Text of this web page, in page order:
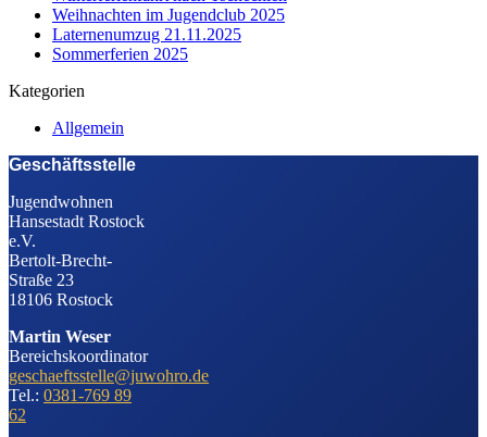
Weihnachten im Jugendclub 2025
Laternenumzug 21.11.2025
Sommerferien 2025
Kategorien
Allgemein
Geschäftsstelle
Jugendwohnen
Hansestadt Rostock
e.V.
Bertolt-Brecht-
Straße 23
18106 Rostock
Martin Weser
Bereichskoordinator
geschaeftsstelle@juwohro.de
Tel.: 0381-769 89
62